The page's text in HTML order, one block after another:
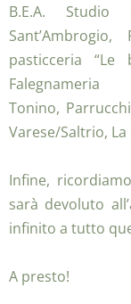
B.E.A.
pasticceria
Tonino,
Varese/Saltrio,
Infine,
sarà devoluto
infinito a tutto
A presto!